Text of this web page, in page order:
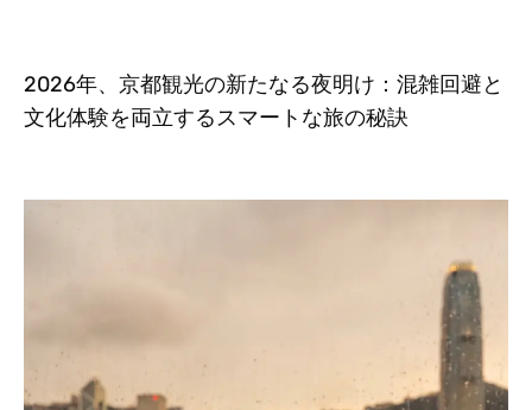
2026年、京都観光の新たなる夜明け：混雑回避と
文化体験を両立するスマートな旅の秘訣